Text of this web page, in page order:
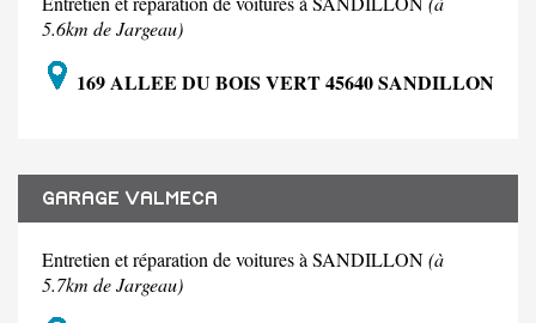
5.6km de Jargeau)
169 ALLEE DU BOIS VERT 45640 SANDILLON
GARAGE VALMECA
Entretien et réparation de voitures à SANDILLON(à
5.7km de Jargeau)